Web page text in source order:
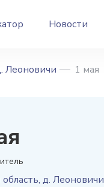
Новости
Леоновичи 1 мая
д. Леоновичи